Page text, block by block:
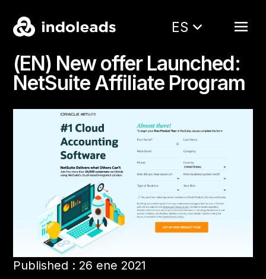
ES
(EN) New offer Launched:
NetSuite Affiliate Program
Published : 26 ene 2021